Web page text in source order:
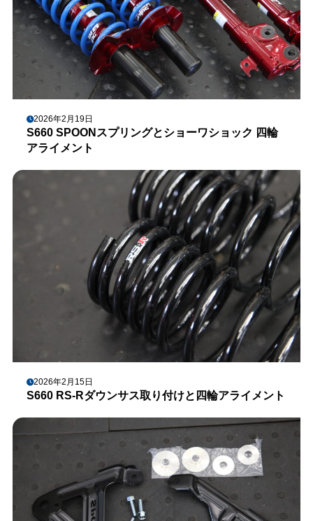
2026年2月19日
S660 SPOONスプリングとショーワショック 四輪
アライメント
2026年2月15日
S660 RS-Rダウンサス取り付けと四輪アライメント